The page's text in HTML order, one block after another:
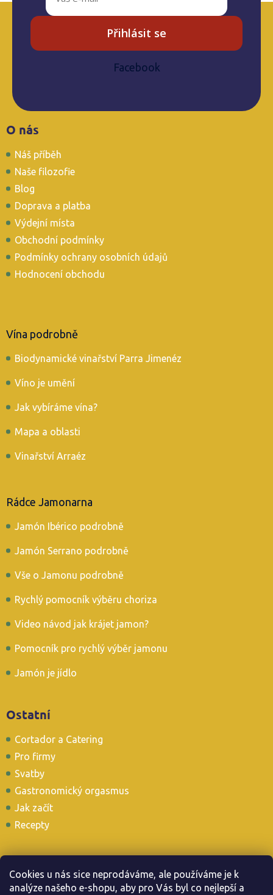
Cookies u nás sice neprodáváme, ale používáme je k
analýze našeho e-shopu, aby pro Vás byl co nejlepší a
Přihlásit se
Facebook
O nás
Náš příběh
Naše filozofie
Blog
Doprava a platba
Výdejní místa
Obchodní podmínky
Podmínky ochrany osobních údajů
Hodnocení obchodu
Vína podrobně
Biodynamické vinařství Parra Jimenéz
Víno je umění
Jak vybíráme vína?
Mapa a oblasti
Vinařství Arraéz
Rádce Jamonarna
Jamón Ibérico podrobně
Jamón Serrano podrobně
Vše o Jamonu podrobně
Rychlý pomocník výběru choriza
Video návod jak krájet jamon?
Pomocník pro rychlý výběr jamonu
Jamón je jídlo
Ostatní
Cortador a Catering
Pro firmy
Svatby
Gastronomický orgasmus
Jak začít
Recepty
Stavte se i u nás v Tapas Baru